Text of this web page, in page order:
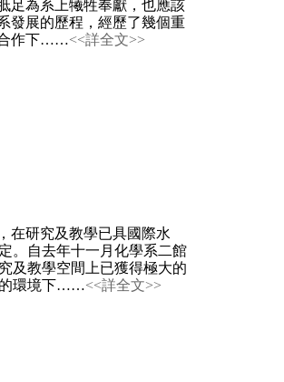
足為系上犧牲奉獻，也應該
發展的歷程，經歷了幾個重
合作下……<<詳全文>>
在研究及教學已具國際水
。自去年十一月化學系二館
及教學空間上已獲得極大的
的環境下……<<詳全文>>